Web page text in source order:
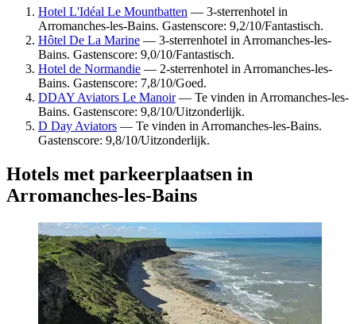
Hotel L'Idéal Le Mountbatten — 3-sterrenhotel in
Arromanches-les-Bains. Gastenscore: 9,2/10/Fantastisch.
Hôtel De La Marine — 3-sterrenhotel in Arromanches-les-
Bains. Gastenscore: 9,0/10/Fantastisch.
Hotel de Normandie — 2-sterrenhotel in Arromanches-les-
Bains. Gastenscore: 7,8/10/Goed.
DDAY Aviators Le Manoir— Te vinden in Arromanches-les-
Bains. Gastenscore: 9,8/10/Uitzonderlijk.
D Day Aviators — Te vinden in Arromanches-les-Bains.
Gastenscore: 9,8/10/Uitzonderlijk.
Hotels met parkeerplaatsen in
Arromanches-les-Bains